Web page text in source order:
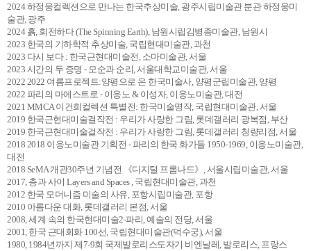
2024 하정웅컬렉션으로 만나는 한국추상미술, 광주시립미술관 분관 하정웅미
술관, 광주
2024 흙, 회전하다 (The Spinning Earth), 남원시립김병종미술관, 남원시
2023 한국의 기하학적 추상미술, 국립현대미술관, 과천
2023 다시 보다 : 한국근현대미술전, 소마미술관, 서울
2023 시간의 두 증명 - 모순과 순리, 서울대학교미술관, 서울
2022 2022 여름프로젝트:양평으로 온 한국미술사, 양평군립미술관, 양평
2022 파리의 마에스트로 - 이응노 & 이성자, 이응노미술관, 대전
2021 MMCA 이건희컬렉션 특별전: 한국미술명작, 국립현대미술관, 서울
2019 한국근현대미술걸작전 : 우리가 사랑한 그림, 롯데갤러리 광복점, 부산
2019 한국근현대미술걸작전 : 우리가 사랑한 그림, 롯데갤러리 청량리점, 서울
2018 2018 이응노미술관 기획전 - 파리의 한국 화가들 1950-1969, 이응노미술관,
대전
2018 SeMA 개관30주년 기념전 《디지털 프롬나드》, 서울시립미술관, 서울
2017, 층과 사이 Layers and Spaces , 국립현대미술관, 과천
2012 한국 모더니즘 미술의 사유, 포항시립미술관, 포항
2010 아름다운 대화, 롯데갤러리 본점, 서울
2008, 세계 속의 한국현대미술2-파리, 예술의 전당, 서울
2001, 한국 근대회화 100선, 국립현대미술관(덕수궁), 서울
1980, 1984년까지 제7-9회 국제발로리스도자기 비엔날레, 발로리스, 프랑스